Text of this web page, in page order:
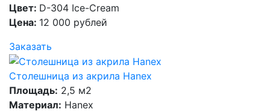
Цвет: D-304 Ice-Cream
Цена: 12 000 рублей
Заказать
Столешница из акрила Hanex
Площадь: 2,5 м2
Материал: Hanex